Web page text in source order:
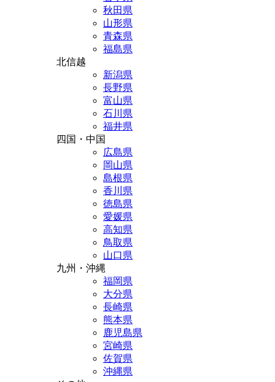
秋田県
山形県
青森県
福島県
北信越
新潟県
長野県
富山県
石川県
福井県
四国・中国
広島県
岡山県
島根県
香川県
徳島県
愛媛県
高知県
鳥取県
山口県
九州・沖縄
福岡県
大分県
長崎県
熊本県
鹿児島県
宮崎県
佐賀県
沖縄県